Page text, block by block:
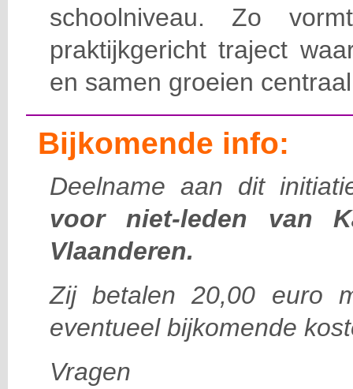
schoolniveau. Zo
praktijkgericht traject
en samen groeien
Bijkomende info:
Deelname aan dit
voor niet-leden van
Vlaanderen.
Zij betalen 20,00 euro
eventueel bijkomende
Vragen